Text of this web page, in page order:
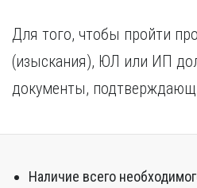
Для того, чтобы пройти
(изыскания), ЮЛ или ИП
документы,
Наличие всего